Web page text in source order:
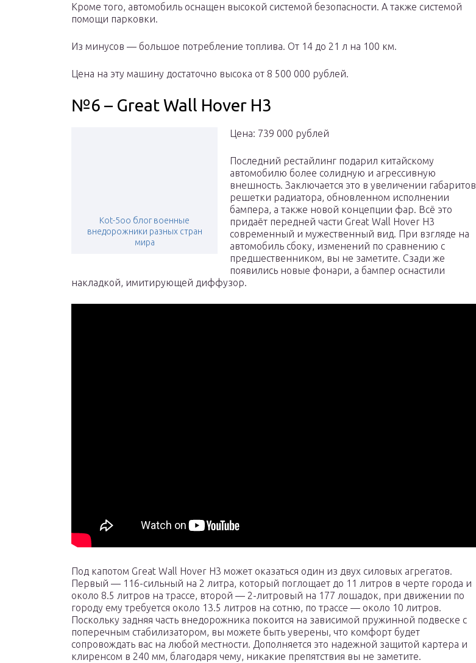
Кроме того, автомобиль оснащен высокой системой безопасности. А также системой
помощи парковки.
Из минусов — большое потребление топлива. От 14 до 21 л на 100 км.
Цена на эту машину достаточно высока от 8 500 000 рублей.
№6 – Great Wall Hover H3
Kot-5oo блог военные
внедорожники разных стран
мира
Цена: 739 000 рублей
Последний рестайлинг подарил китайскому
автомобилю более солидную и агрессивную
внешность. Заключается это в увеличении габаритов
решетки радиатора, обновленном исполнении
бампера, а также новой концепции фар. Всё это
придаёт передней части Great Wall Hover H3
современный и мужественный вид. При взгляде на
автомобиль сбоку, изменений по сравнению с
предшественником, вы не заметите. Сзади же
появились новые фонари, а бампер оснастили
накладкой, имитирующей диффузор.
Под капотом Great Wall Hover H3 может оказаться один из двух силовых агрегатов.
Первый — 116-сильный на 2 литра, который поглощает до 11 литров в черте города и
около 8.5 литров на трассе, второй — 2-литровый на 177 лошадок, при движении по
городу ему требуется около 13.5 литров на сотню, по трассе — около 10 литров.
Поскольку задняя часть внедорожника покоится на зависимой пружинной подвеске с
поперечным стабилизатором, вы можете быть уверены, что комфорт будет
сопровождать вас на любой местности. Дополняется это надежной защитой картера и
клиренсом в 240 мм, благодаря чему, никакие препятствия вы не заметите.